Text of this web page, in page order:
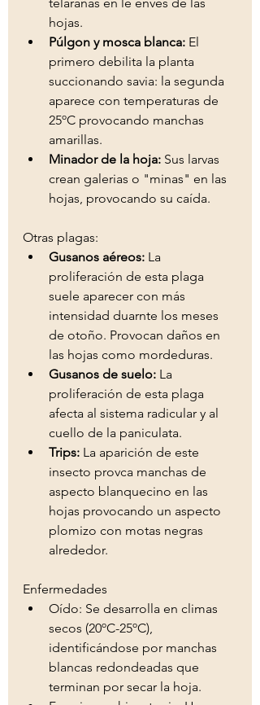
hojas.
Púlgon y mosca blanca: El
primero debilita la planta
succionando savia: la segunda
aparece con temperaturas de
25ºC provocando manchas
amarillas.
Minador de la hoja: Sus larvas
crean galerias o "minas" en las
hojas, provocando su caída.
Otras plagas:
Gusanos aéreos: La
proliferación de esta plaga
suele aparecer con más
intensidad duarnte los meses
de otoño. Provocan daños en
las hojas como mordeduras.
Gusanos de suelo: La
proliferación de esta plaga
afecta al sistema radicular y al
cuello de la paniculata.
Trips: La aparición de este
insecto provca manchas de
aspecto blanquecino en las
hojas provocando un aspecto
plomizo con motas negras
alrededor.
Enfermedades
Oído: Se desarrolla en climas
secos (20ºC-25ºC),
identificándose por manchas
blancas redondeadas que
terminan por secar la hoja.